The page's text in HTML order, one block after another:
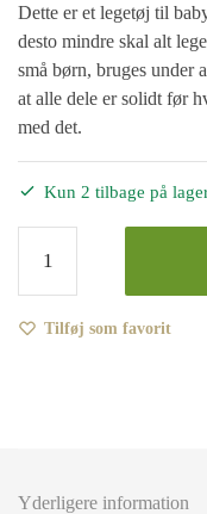
Dette er et legetøj til
desto mindre skal alt
små børn, bruges under
at alle dele er solidt før
med det.
Kun 2 tilbage på
bidering
af
træ
Teether
Tilføj som favorit
Yderligere information